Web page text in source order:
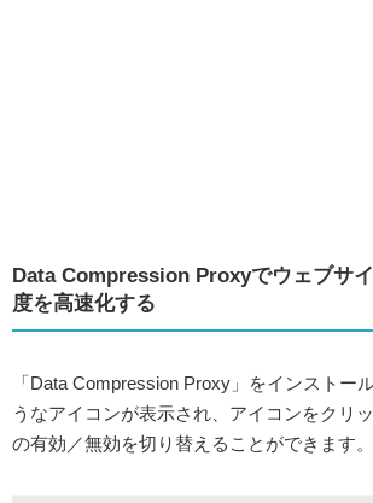
Data Compression Proxyでウェブサ
度を高速化する
「Data Compression Proxy」をインストー
うなアイコンが表示され、アイコンをクリ
の有効／無効を切り替えることができます。